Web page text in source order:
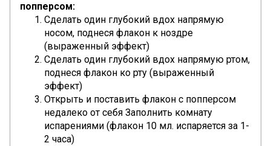
попперсом:
Сделать один глубокий вдох напрямую
носом, поднеся флакон к ноздре
(выраженный эффект)
Сделать один глубокий вдох напрямую ртом,
поднеся флакон ко рту (выраженный
эффект)
Открыть и поставить флакон с попперсом
недалеко от себя Заполнить комнату
испарениями (флакон 10 мл. испаряется за 1-
2 часа)